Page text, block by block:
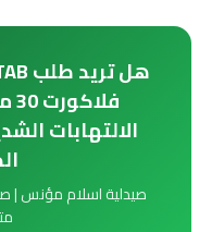
الالتهابات
صيدلية اسلام مؤنس |